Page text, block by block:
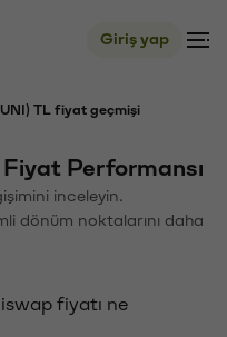
Giriş yap
TL fiyat geçmişi
Performansı
inceleyin.
dönüm noktalarını daha
fiyatı ne